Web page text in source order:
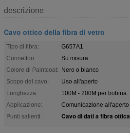
descrizione
Cavo ottico della fibra di vetro
Tipo di fibra:
G657A1
Connettori:
Su misura
Colore di Paintcoat: Nero o bianco
Scopo del cavo:
Uso all'aperto
Lunghezza:
100M - 200M per bobina.
Applicazione:
Comunicazione all'aperto
Punti salienti:
Cavo di dati a fibra ottica